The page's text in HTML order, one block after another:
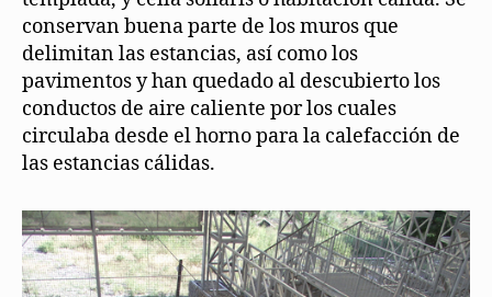
conservan buena parte de los muros que
delimitan las estancias, así como los
pavimentos y han quedado al descubierto los
conductos de aire caliente por los cuales
circulaba desde el horno para la calefacción de
las estancias cálidas.